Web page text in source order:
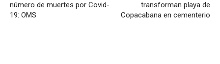
número de muertes por Covid-
19: OMS
transforman playa de
Copacabana en cementerio